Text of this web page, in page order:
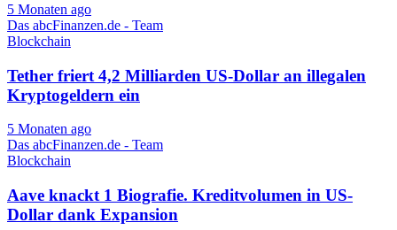
5 Monaten ago
Das abcFinanzen.de - Team
Blockchain
Tether friert 4,2 Milliarden US-Dollar an illegalen
Kryptogeldern ein
5 Monaten ago
Das abcFinanzen.de - Team
Blockchain
Aave knackt 1 Biografie. Kreditvolumen in US-
Dollar dank Expansion